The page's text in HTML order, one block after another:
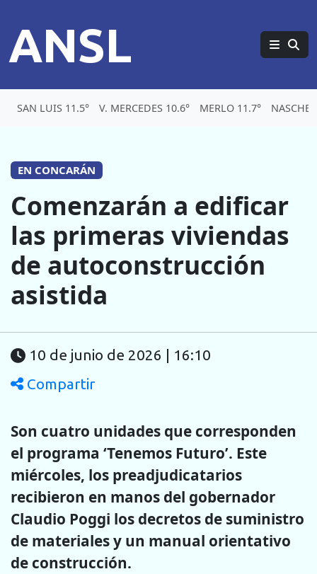
ANSL
SAN LUIS 11.5° V. MERCEDES 10.6° MERLO 11.7°
EN CONCARÁN
Comenzarán a edificar
las primeras viviendas
de autoconstrucción
asistida
10 de junio de 2026 | 16:10
Compartir
Son cuatro unidades que corresponden
el programa ‘Tenemos Futuro’. Este
miércoles, los preadjudicatarios
recibieron en manos del gobernador
Claudio Poggi los decretos de suministro
de materiales y un manual orientativo
de construcción.